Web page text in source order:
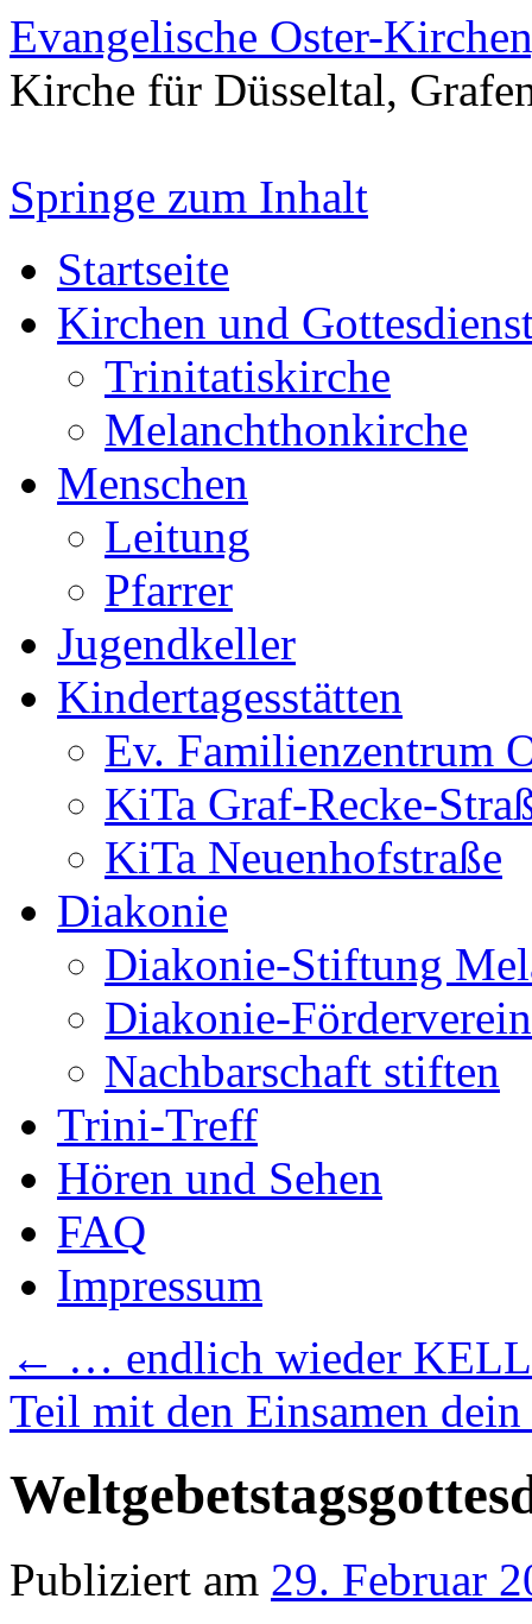
Evangelische Oster-
Kirche für Düsseltal,
Springe zum Inhalt
Startseite
Kirchen und
Trinitatiskirche
Melanchthonkirche
Menschen
Leitung
Pfarrer
Jugendkeller
Kindertagesstätten
Ev. Familienzentrum
KiTa Graf-Recke-
KiTa Neuenhofstraße
Diakonie
Diakonie-Stiftung
Diakonie-
Nachbarschaft stiften
Trini-Treff
Hören und Sehen
FAQ
Impressum
← … endlich wieder
Teil mit den Einsamen
Publiziert am 29. Februar